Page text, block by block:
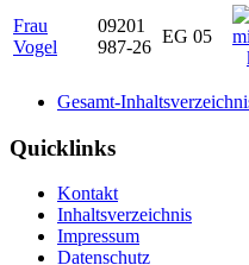
Frau
Vogel
09201
987-26
EG 05
Gesamt-
Quicklinks
Kontakt
Inhaltsverzeichnis
Impressum
Datenschutz